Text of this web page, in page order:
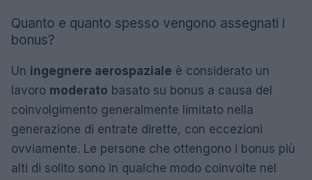
Quanto e quanto spesso vengono assegnati i
bonus?
Un ingegnere aerospaziale è considerato un
lavoro moderato basato su bonus a causa del
coinvolgimento generalmente limitato nella
generazione di entrate dirette, con eccezioni
ovviamente. Le persone che ottengono i bonus più
alti di solito sono in qualche modo coinvolte nel